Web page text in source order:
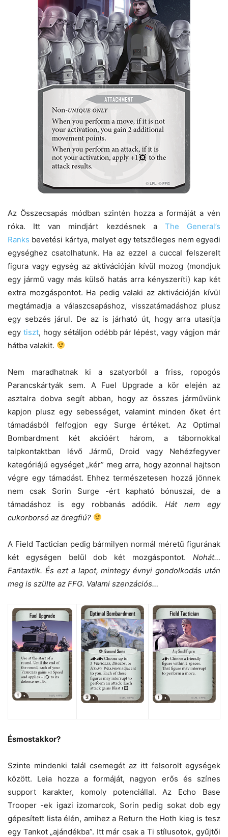
Az Összecsapás módban szintén hozza a formáját a vén
róka. Itt van mindjárt kezdésnek a The General’s
Ranks bevetési kártya, melyet egy tetszőleges nem egyedi
egységhez csatolhatunk. Ha az ezzel a cuccal felszerelt
figura vagy egység az aktivációján kívül mozog (mondjuk
egy jármű vagy más külső hatás arra kényszeríti) kap két
extra mozgáspontot. Ha pedig valaki az aktivációján kívül
megtámadja a válaszcsapáshoz, visszatámadáshoz plusz
egy sebzés járul. De az is járható út, hogy arra utasítja
egy tiszt, hogy sétáljon odébb pár lépést, vagy vágjon már
hátba valakit.
Nem maradhatnak ki a szatyorból a friss, ropogós
Parancskártyák sem. A Fuel Upgrade a kör elején az
asztalra dobva segít abban, hogy az összes járművünk
kapjon plusz egy sebességet, valamint minden őket ért
támadásból felfogjon egy Surge értéket. Az Optimal
Bombardment két akcióért három, a tábornokkal
talpkontaktban lévő Jármű, Droid vagy Nehézfegyver
kategóriájú egységet „kér” meg arra, hogy azonnal hajtson
végre egy támadást. Ehhez természetesen hozzá jönnek
nem csak Sorin Surge -ért kapható bónuszai, de a
támadáshoz is egy robbanás adódik.Hát nem egy
cukorborsó az öregfiú?
A Field Tactician pedig bármilyen normál méretű figurának
két egységen belül dob két mozgáspontot. Nohát…
Fantaxtik. És ezt a lapot, mintegy évnyi gondolkodás után
meg is szülte az FFG. Valami szenzációs…
Ésmostakkor?
Szinte mindenki talál csemegét az itt felsorolt egységek
között. Leia hozza a formáját, nagyon erős és színes
support karakter, komoly potenciállal. Az Echo Base
Trooper -ek igazi izomarcok, Sorin pedig sokat dob egy
gépesített lista élén, amihez a Return the Hoth kieg is tesz
egy Tankot „ajándékba”. Itt már csak a Ti stílusotok, gyűjtői